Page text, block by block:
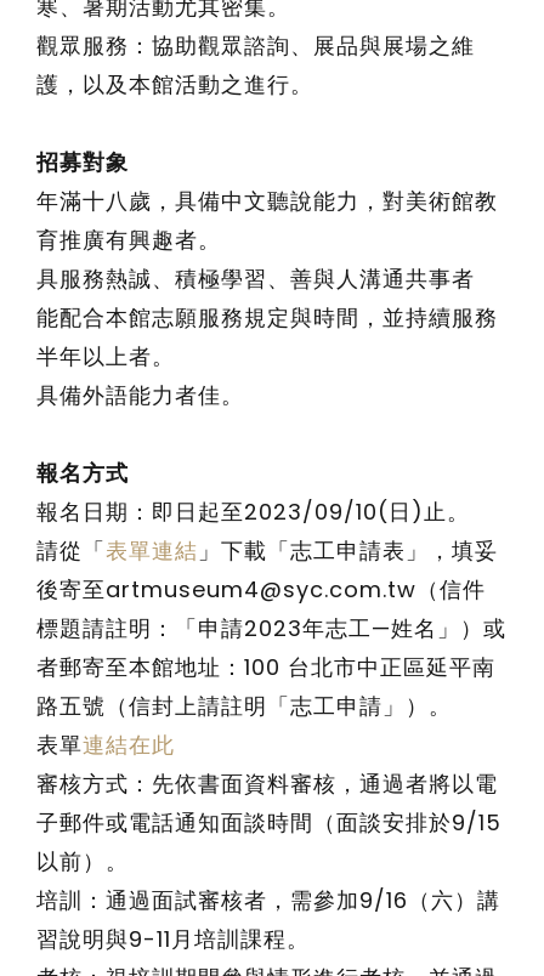
寒、暑期活動尤其密集。
觀眾服務：協助觀眾諮詢、展品與展場之維
護，以及本館活動之進行。
招募對象
年滿十八歲，具備中文聽說能力，對美術館教
育推廣有興趣者。
具服務熱誠、積極學習、善與人溝通共事者
能配合本館志願服務規定與時間，並持續服務
半年以上者。
具備外語能力者佳。
報名方式
報名日期：即日起至2023/09/10(日)止。
請從「表單連結 」下載「志工申請表」，填妥
後寄至artmuseum4@syc.com.tw（信件
標題請註明：「申請2023年志工—姓名」）或
者郵寄至本館地址：100 台北市中正區延平南
路五號（信封上請註明「志工申請」）。
表單連結在此
審核方式：先依書面資料審核，通過者將以電
子郵件或電話通知面談時間（面談安排於9/15
以前）。
培訓：通過面試審核者，需參加9/16（六）講
習說明與9-11月培訓課程。